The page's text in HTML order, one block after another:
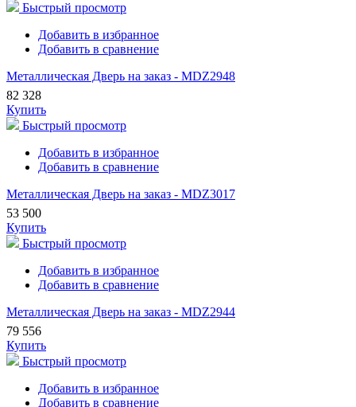
Быстрый просмотр
Добавить в избранное
Добавить в сравнение
Металлическая Дверь на заказ - MDZ2948
82 328
Купить
Быстрый просмотр
Добавить в избранное
Добавить в сравнение
Металлическая Дверь на заказ - MDZ3017
53 500
Купить
Быстрый просмотр
Добавить в избранное
Добавить в сравнение
Металлическая Дверь на заказ - MDZ2944
79 556
Купить
Быстрый просмотр
Добавить в избранное
Добавить в сравнение